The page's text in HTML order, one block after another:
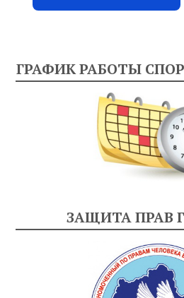
ГРАФИК РАБОТЫ
ЗАЩИТА ПРАВ